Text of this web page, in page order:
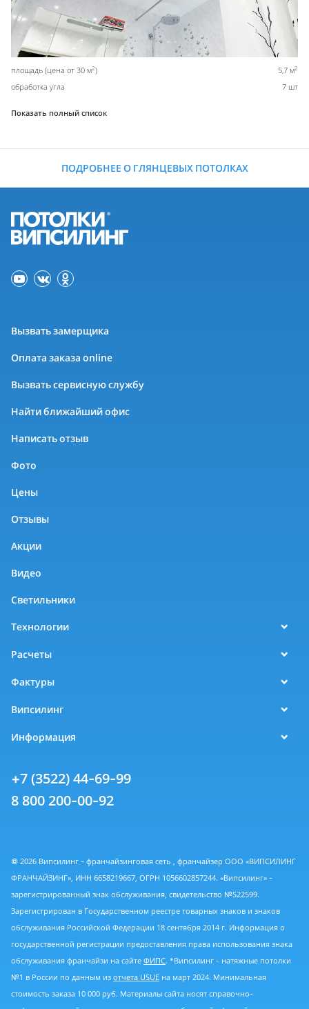
площадь (цена от 30 м2) 5,7 м2
обработка угла 7 шт
Показать полный список
ПОДРОБНЕЕ О ГЛЯНЦЕВЫХ ПОТОЛКАХ
Вызвать замерщика
Оплата заказа online
Вызвать сервисную службу
Найти ближайший офис
Написать отзыв
Фото
Цены
Отзывы
Акции
Видео
Светильники
Технологии
Расчеты
Фактуры
Випсилинг
Информация
+7 (3522) 44-69-99
8 800 200-00-92
© 2026 Випсилинг - франчайзинговая сеть , франчайзер ООО «ВИПСИЛИНГ
ФРАНЧАЙЗИНГ», ИНН 6658219667, ОГРН 1056602857244. «Випсилинг» -
зарегистрированный знак обслуживания, свидетельство №522599.
Зарегистрирован в Государственном реестре товарных знаков и знаков
обслуживания Российской Федерации 18 сентября 2014 г. Информация о
государственной регистрации предоставления права использования знака
обслуживания франчайзи на сайте ФИПС. *Випсилинг - натяжные потолки
№1 в России по данным из отчета USUE на март 2024. Минимальная
стоимость заказа 10 000 руб. Материалы сайта носят справочно-